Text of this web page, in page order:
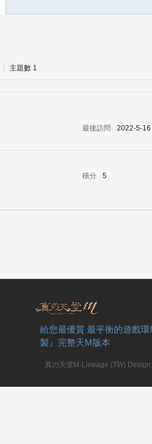
主題數 1
最後訪問
2022-5-
積分
5
給您最優質 最平衡的遊戲
製』完整天M版本
真の天堂M-Lineage (TW)